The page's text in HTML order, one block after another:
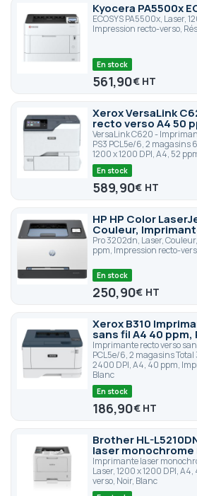
Kyocera PA5500x
ECOSYS PA5500x, Laser,
Impression recto-verso,
En stock
561,90€
Xerox VersaLink
recto verso A4 50
VersaLink C620 -
PS3 PCL5e/6, 2 magasins
1200 x 1200 DPI, A4, 52
En stock
589,90€
HP HP Color
Couleur,
Pro 3202dn, Laser,
ppm, Impression recto-
En stock
250,90€
Xerox B310
sans fil A4 40 ppm,
Imprimante recto verso
PCL5e/6, 2 magasins
2400 DPI, A4, 40 ppm,
Blanc
En stock
186,90€
Brother HL-
laser monochrome
Imprimante laser
Laser, 1200 x 1200 DPI,
verso, Noir, Blanc